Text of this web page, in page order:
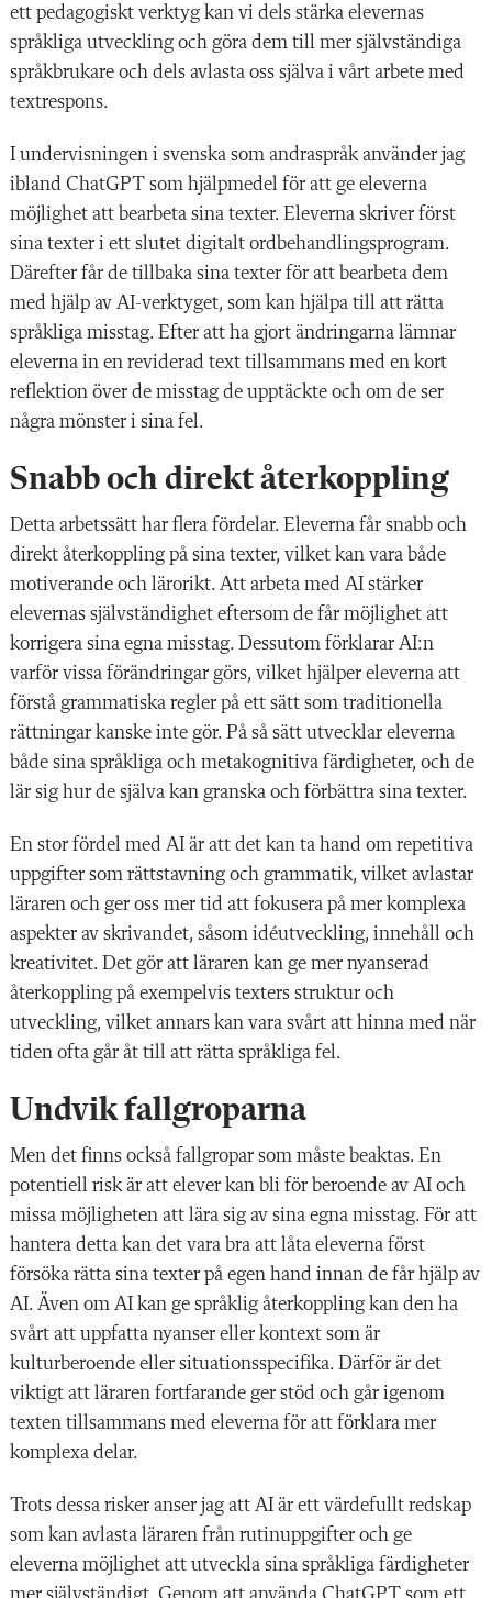
ett pedagogiskt verktyg kan vi dels stärka elevernas
språkliga utveckling och göra dem till mer självständiga
språkbrukare och dels avlasta oss själva i vårt arbete med
textrespons.
I undervisningen i svenska som andraspråk använder jag
ibland ChatGPT som hjälpmedel för att ge eleverna
möjlighet att bearbeta sina texter. Eleverna skriver först
sina texter i ett slutet digitalt ordbehandlingsprogram.
Därefter får de tillbaka sina texter för att bearbeta dem
med hjälp av AI-verktyget, som kan hjälpa till att rätta
språkliga misstag. Efter att ha gjort ändringarna lämnar
eleverna in en reviderad text tillsammans med en kort
reflektion över de misstag de upptäckte och om de ser
några mönster i sina fel.
Snabb och direkt återkoppling
Detta arbetssätt har flera fördelar. Eleverna får snabb och
direkt återkoppling på sina texter, vilket kan vara både
motiverande och lärorikt. Att arbeta med AI stärker
elevernas självständighet eftersom de får möjlighet att
korrigera sina egna misstag. Dessutom förklarar AI:n
varför vissa förändringar görs, vilket hjälper eleverna att
förstå grammatiska regler på ett sätt som traditionella
rättningar kanske inte gör. På så sätt utvecklar eleverna
både sina språkliga och metakognitiva färdigheter, och de
lär sig hur de själva kan granska och förbättra sina texter.
En stor fördel med AI är att det kan ta hand om repetitiva
uppgifter som rättstavning och grammatik, vilket avlastar
läraren och ger oss mer tid att fokusera på mer komplexa
aspekter av skrivandet, såsom idéutveckling, innehåll och
kreativitet. Det gör att läraren kan ge mer nyanserad
återkoppling på exempelvis texters struktur och
utveckling, vilket annars kan vara svårt att hinna med när
tiden ofta går åt till att rätta språkliga fel.
Undvik fallgroparna
Men det finns också fallgropar som måste beaktas. En
potentiell risk är att elever kan bli för beroende av AI och
missa möjligheten att lära sig av sina egna misstag. För att
hantera detta kan det vara bra att låta eleverna först
försöka rätta sina texter på egen hand innan de får hjälp av
AI. Även om AI kan ge språklig återkoppling kan den ha
svårt att uppfatta nyanser eller kontext som är
kulturberoende eller situationsspecifika. Därför är det
viktigt att läraren fortfarande ger stöd och går igenom
texten tillsammans med eleverna för att förklara mer
komplexa delar.
Trots dessa risker anser jag att AI är ett värdefullt redskap
som kan avlasta läraren från rutinuppgifter och ge
eleverna möjlighet att utveckla sina språkliga färdigheter